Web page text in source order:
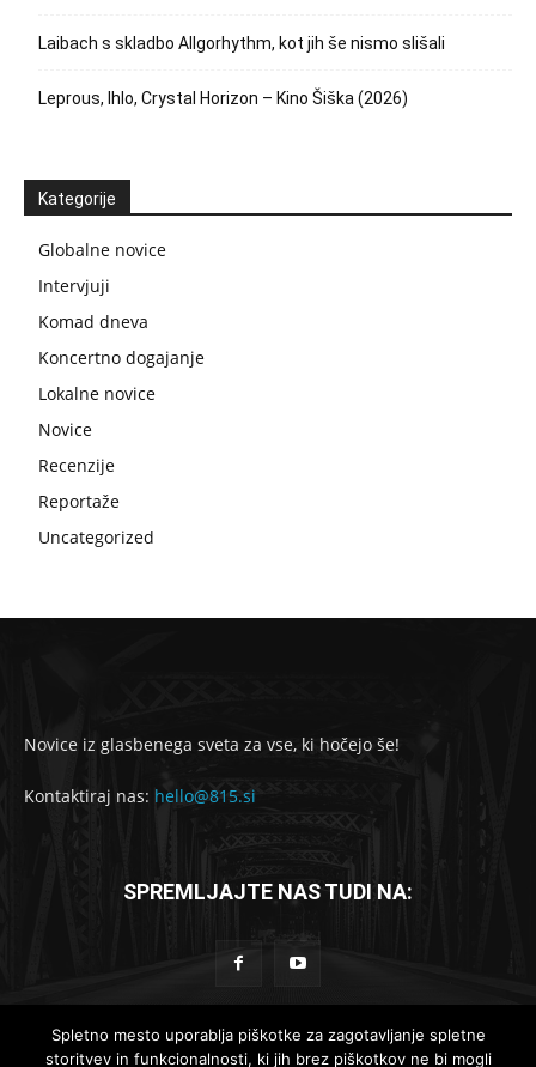
Laibach s skladbo Allgorhythm, kot jih še nismo slišali
Leprous, Ihlo, Crystal Horizon – Kino Šiška (2026)
Kategorije
Globalne novice
Intervjuji
Komad dneva
Koncertno dogajanje
Lokalne novice
Novice
Recenzije
Reportaže
Uncategorized
Novice iz glasbenega sveta za vse, ki hočejo še!
Kontaktiraj nas: hello@815.si
SPREMLJAJTE NAS TUDI NA:
Spletno mesto uporablja piškotke za zagotavljanje spletne
storitvev in funkcionalnosti, ki jih brez piškotkov ne bi mogli